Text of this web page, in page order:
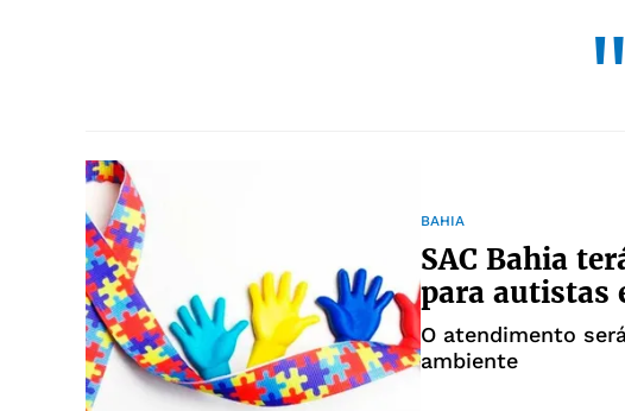
BAHIA
SAC Bahia
para autistas
O atendimento
ambiente